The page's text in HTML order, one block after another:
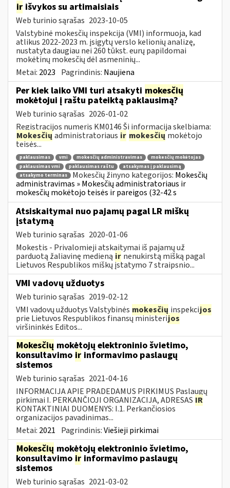
ir išvykos su artimaisiais
Web turinio sąrašas 2023-10-05
Valstybinė mokesčių inspekcija (VMI) informuoja, kad
atlikus 2022-2023 m. įsigytų verslo kelionių analizę,
nustatyta daugiau nei 260 tūkst. eurų papildomai
mokėtinų mokesčių dėl asmeninių...
Metai: 2023 Pagrindinis: Naujiena
Per kiek laiko VMI turi atsakyti mokesčių
mokėtojui į raštu pateiktą paklausimą?
Web turinio sąrašas 2026-01-02
Registracijos numeris KM0146 Ši informacija skelbiama:
Mokesčių administratoriaus ir mokesčių mokėtojo
teisės...
paklausimas vmi mokesčių administravimas
mokesčių mokėtojas
paklausimas vmi
paklausimas raštu
atsakymas į paklausimą
atsakymo terminas
Mokesčių žinyno kategorijos: Mokesčių
administravimas » Mokesčių administratoriaus ir
mokesčių mokėtojo teisės ir pareigos (32-42 s
Atsiskaitymai nuo pajamų pagal LR miškų
įstatymą
Web turinio sąrašas 2020-01-06
Mokestis - Privalomieji atskaitymai iš pajamų už
parduotą žaliavinę medieną ir nenukirstą mišką pagal
Lietuvos Respublikos miškų įstatymo 7 straipsnio...
VMI vadovų užduotys
Web turinio sąrašas 2019-02-12
VMI vadovų užduotys Valstybinės mokesčių inspekcijos
prie Lietuvos Respublikos finansų ministerijos
viršininkės Editos...
Mokesčių mokėtojų elektroninio švietimo,
konsultavimo ir informavimo paslaugų
sistemos
Web turinio sąrašas 2021-04-16
INFORMACIJA APIE PRADEDAMUS PIRKIMUS Paslaugų
pirkimai I. PERKANČIOJI ORGANIZACIJA, ADRESAS IR
KONTAKTINIAI DUOMENYS: I.1. Perkančiosios
organizacijos pavadinimas...
Metai: 2021 Pagrindinis:Viešieji pirkimai
Mokesčių mokėtojų elektroninio švietimo,
konsultavimo ir informavimo paslaugų
sistemos
Web turinio sąrašas 2021-03-02